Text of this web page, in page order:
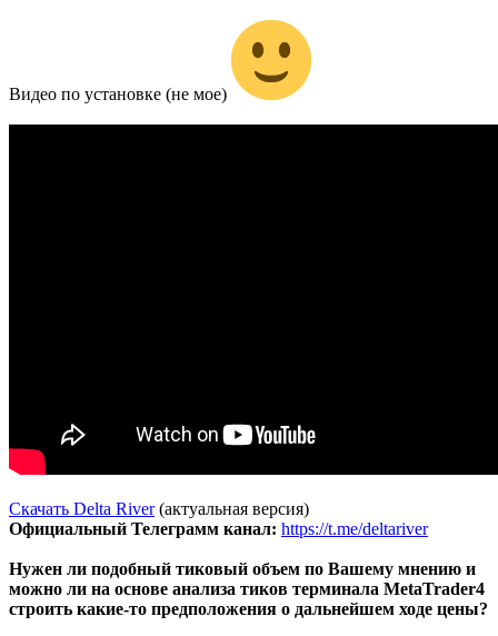
Видео по установке (не мое)
Скачать Delta River(актуальная версия)
Официальный Телеграмм канал: https://t.me/deltariver
Нужен ли подобный тиковый объем по Вашему мнению и
можно ли на основе анализа тиков терминала MetaTrader4
строить какие-то предположения о дальнейшем ходе цены?